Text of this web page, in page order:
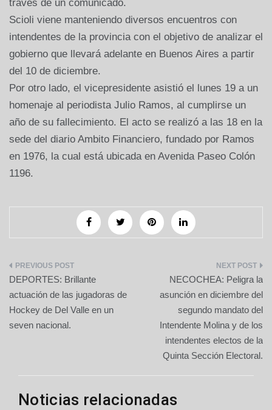
través de un comunicado.
Scioli viene manteniendo diversos encuentros con
intendentes de la provincia con el objetivo de analizar el
gobierno que llevará adelante en Buenos Aires a partir
del 10 de diciembre.
Por otro lado, el vicepresidente asistió el lunes 19 a un
homenaje al periodista Julio Ramos, al cumplirse un
año de su fallecimiento. El acto se realizó a las 18 en la
sede del diario Ambito Financiero, fundado por Ramos
en 1976, la cual está ubicada en Avenida Paseo Colón
1196.
Navegación
de
entradas
DEPORTES: Brillante
actuación de las jugadoras de
Hockey de Del Valle en un
seven nacional.
NECOCHEA: Peligra la
asunción en diciembre del
segundo mandato del
Intendente Molina y de los
intendentes electos de la
Quinta Sección Electoral.
Noticias relacionadas